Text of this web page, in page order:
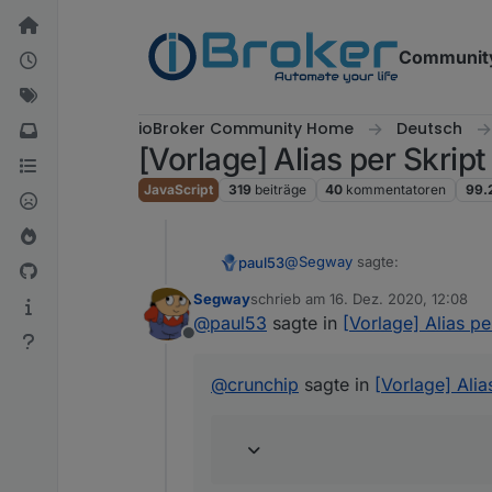
Weiter zum Inhalt
ioBroker Community Home Deutsch
[Vorlage] Alias per
JavaScript 319 beiträge 40 kommentatoren
paul53@Segway sagte:
nur Boolean Werte in die
Ich verwende Influx nicht,
Offline
Segwayschrieb am 16. Dez. 2020, 12:08
zuletzt editiert von
@paul53 sagte in [Vorlage] Alias
@crunchip sagte in [Vorlage]